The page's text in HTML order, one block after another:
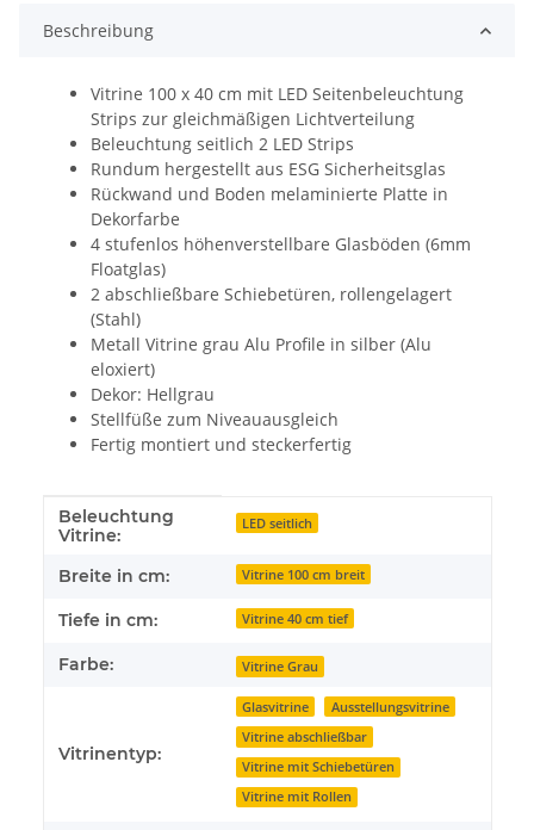
Beschreibung
Vitrine 100 x 40 cm mit LED Seitenbeleuchtung
Strips zur gleichmäßigen Lichtverteilung
Beleuchtung seitlich 2 LED Strips
Rundum hergestellt aus ESG Sicherheitsglas
Rückwand und Boden melaminierte Platte in
Dekorfarbe
4 stufenlos höhenverstellbare Glasböden (6mm
Floatglas)
2 abschließbare Schiebetüren, rollengelagert
(Stahl)
Metall Vitrine grau Alu Profile in silber (Alu
eloxiert)
Dekor: Hellgrau
Stellfüße zum Niveauausgleich
Fertig montiert und steckerfertig
Produkteigenschaft
Wert
Beleuchtung
Vitrine:
LED seitlich
Breite in cm: Vitrine 100 cm breit
Tiefe in cm: Vitrine 40 cm tief
Farbe: Vitrine Grau
Vitrinentyp:
Glasvitrine
Ausstellungsvitrine
Vitrine abschließbar
Vitrine mit Schiebetüren
Vitrine mit Rollen